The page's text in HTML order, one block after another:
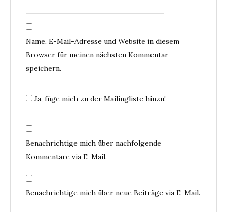
Name, E-Mail-Adresse und Website in diesem
Browser für meinen nächsten Kommentar
speichern.
Ja, füge mich zu der Mailingliste hinzu!
Benachrichtige mich über nachfolgende
Kommentare via E-Mail.
Benachrichtige mich über neue Beiträge via E-Mail.